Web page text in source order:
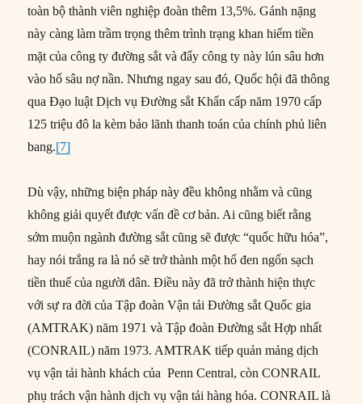
toàn bộ thành viên nghiệp đoàn thêm 13,5%. Gánh nặng
này càng làm trầm trọng thêm trình trạng khan hiếm tiền
mặt của công ty đường sắt và đẩy công ty này lún sâu hơn
vào hố sâu nợ nần. Nhưng ngay sau đó, Quốc hội đã thông
qua Đạo luật Dịch vụ Đường sắt Khẩn cấp năm 1970 cấp
125 triệu đô la kèm bảo lãnh thanh toán của chính phủ liên
bang.[7]
Dù vậy, những biện pháp này đều không nhằm và cũng
không giải quyết được vấn đề cơ bản. Ai cũng biết rằng
sớm muộn ngành đường sắt cũng sẽ được “quốc hữu hóa”,
hay nói trắng ra là nó sẽ trở thành một hố đen ngốn sạch
tiền thuế của người dân. Điều này đã trở thành hiện thực
với sự ra đời của Tập đoàn Vận tải Đường sắt Quốc gia
(AMTRAK) năm 1971 và Tập đoàn Đường sắt Hợp nhất
(CONRAIL) năm 1973. AMTRAK tiếp quản mảng dịch
vụ vận tải hành khách của Penn Central, còn CONRAIL
phụ trách vận hành dịch vụ vận tải hàng hóa. CONRAIL là